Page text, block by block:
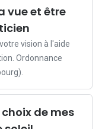
n
z
-
o
s
vue et être
vision à l'aide
Ordonnance
de mes